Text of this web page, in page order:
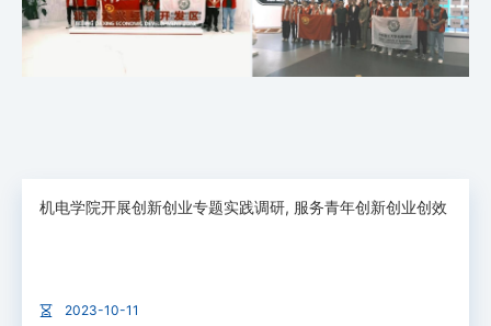
机电学院开展创新创业专题实践调研, 服务青年创新创业创效
2023-10-11